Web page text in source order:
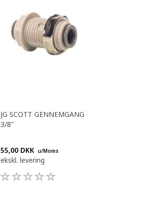
JG SCOTT GENNEMGANG
3/8"
55,00 DKK u/Moms
ekskl. levering